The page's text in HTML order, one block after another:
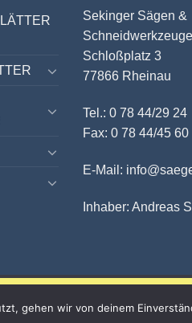
mit dem Gutscheincode
Sekinger Sägen &
Schneidwerkzeuge
Schloßplatz 3
77866 Rheinau
Tel.: 0 78 44/29 24
Fax: 0 78 44/45 60
E-Mail:
Inhaber: Andreas
gehen wir von deinem